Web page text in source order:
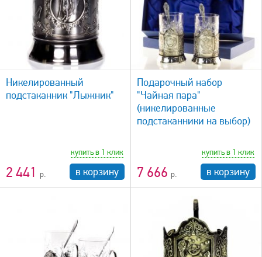
Никелированный
подстаканник "Лыжник"
2 441
купить в 1 клик
в корзину
быстрый просмотр
Подарочный набор
"Чайная пара"
(никелированные
подстаканники на выбор)
7 666
купить в 1 клик
в корзину